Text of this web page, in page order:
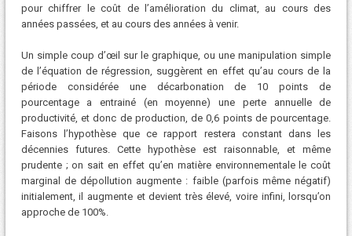
pour chiffrer le coût de l’amélioration du climat, au cours des
années passées, et au cours des années à venir.
Un simple coup d’œil sur le graphique, ou une manipulation simple
de l’équation de régression, suggèrent en effet qu’au cours de la
période considérée une décarbonation de 10 points de
pourcentage a entrainé (en moyenne) une perte annuelle de
productivité, et donc de production, de 0,6 points de pourcentage.
Faisons l’hypothèse que ce rapport restera constant dans les
décennies futures. Cette hypothèse est raisonnable, et même
prudente ; on sait en effet qu’en matière environnementale le coût
marginal de dépollution augmente : faible (parfois même négatif)
initialement, il augmente et devient très élevé, voire infini, lorsqu’on
approche de 100%.